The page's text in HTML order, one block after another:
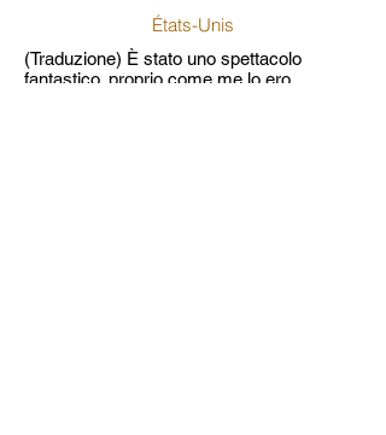
États-Unis
(Traduzione) È stato uno spettacolo
fantastico, proprio come me lo ero